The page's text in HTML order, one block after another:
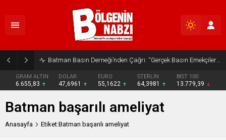
Batman Basın Derneği’nden Çağrı: “Gerçek Basın Emekçileri Desteklenmeli”
GRAM ALTIN
6.655,83
DOLAR
47,6961
EURO
55,1622
STERLİN
64,3981
BIST 100
13.779,39
Batman başarılı ameliyat
Anasayfa Etiket:Batman başarılı ameliyat